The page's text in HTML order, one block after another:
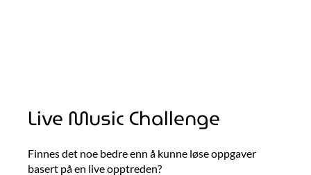
Live Music Challenge
Finnes det noe bedre enn å kunne løse oppgaver
basert på en live opptreden?